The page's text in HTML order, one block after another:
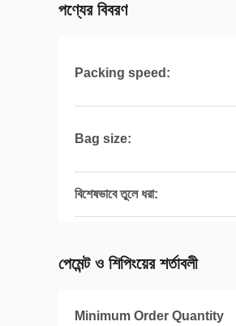
পণ্যের বিবরণ
Packing speed:
Bag size:
বিশেষভাবে তুলে ধরা:
পেমেন্ট ও শিপিংয়ের শর্তাবলী
Minimum Order Quantity